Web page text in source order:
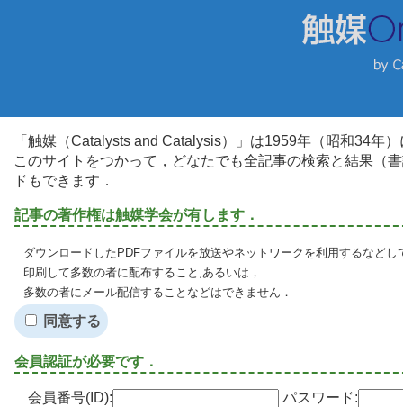
「触媒（Catalysts and Catalysis）」は1959年（昭和34年
このサイトをつかって，どなたでも全記事の検索と結果（
ドもできます．
記事の著作権は触媒学会が有します．
ダウンロードしたPDFファイルを放送やネットワークを利用するなど
印刷して多数の者に配布すること,あるいは，
多数の者にメール配信することなどはできません．
同意する
会員認証が必要です．
会員番号(ID): パスワード: